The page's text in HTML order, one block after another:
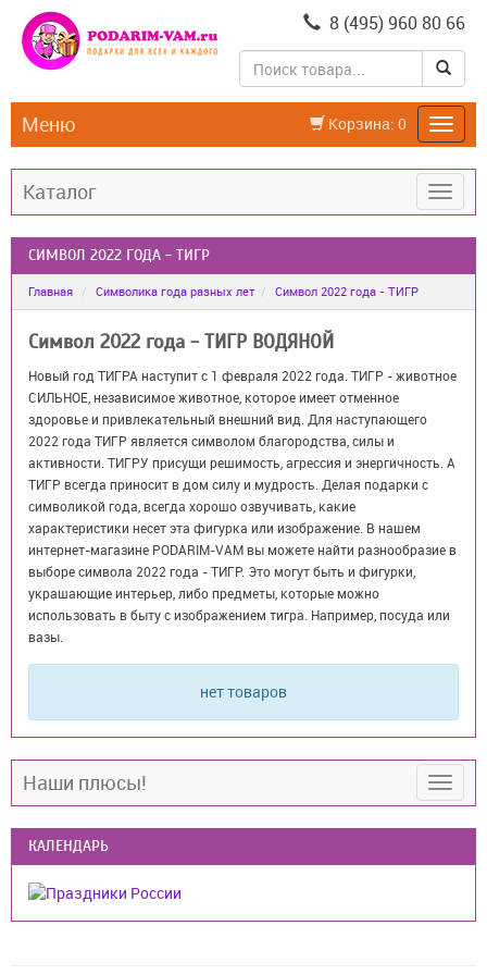
8 (495) 960 80 66
Корзина: 0
Меню
Каталог
СИМВОЛ 2022 ГОДА - ТИГР
Главная Символика года разных лет Символ 2022 года - ТИГР
Символ 2022 года - ТИГР ВОДЯНОЙ
Новый год ТИГРА наступит с 1 февраля 2022 года. ТИГР - животное
СИЛЬНОЕ, независимое животное, которое имеет отменное
здоровье и привлекательный внешний вид. Для наступающего
2022 года ТИГР является символом благородства, силы и
активности. ТИГРУ присущи решимость, агрессия и энергичность. А
ТИГР всегда приносит в дом силу и мудрость. Делая подарки с
символикой года, всегда хорошо озвучивать, какие
характеристики несет эта фигурка или изображение. В нашем
интернет-магазине PODARIM-VAM вы можете найти разнообразие в
выборе символа 2022 года - ТИГР. Это могут быть и фигурки,
украшающие интерьер, либо предметы, которые можно
использовать в быту с изображением тигра. Например, посуда или
вазы.
нет товаров
Наши плюсы!
КАЛЕНДАРЬ